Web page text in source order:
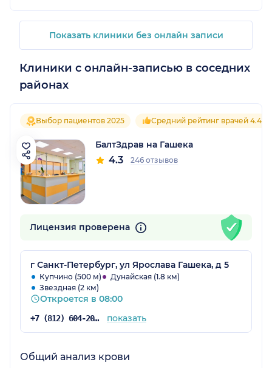
Показать клиники без онлайн записи
Клиники с онлайн-записью в соседних
районах
Выбор пациентов 2025 Средний рейтинг врачей 4.4
БалтЗдрав на Гашека
4.3 246 отзывов
Лицензия проверена
г Санкт-Петербург, ул Ярослава Гашека, д 5
Купчино (500 м)
Дунайская (1.8 км)
Звездная (2 км)
Откроется в 08:00
+7 (812) 604-20-38 показать
Общий анализ крови